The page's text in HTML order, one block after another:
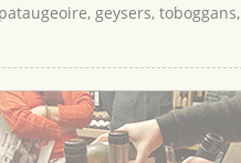
geysers, toboggans,